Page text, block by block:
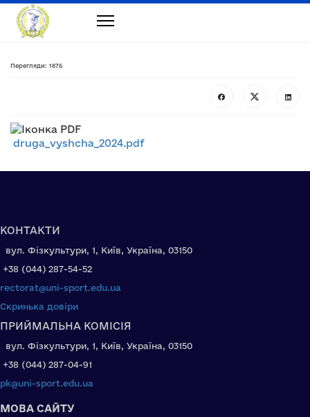
Перегляди: 1876
druga_vyshcha_2024.pdf
КОНТАКТИ
вул. Фізкультури, 1, Київ, Україна, 03150
+38 (044) 287-54-52
rectorat@uni-sport.edu.ua
Скринька довіри
ПРИЙМАЛЬНА КОМІСІЯ
вул. Фізкультури, 1, Київ, Україна, 03150
+38 (044) 287-04-91
pk@uni-sport.edu.ua
МОВА САЙТУ